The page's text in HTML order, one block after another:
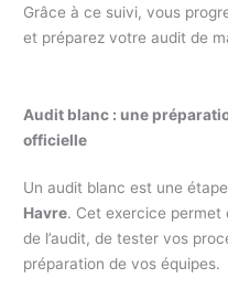
Grâce à ce suivi, vous
et préparez votre audit de
Audit blanc : une
officielle
Un audit blanc est une
Havre. Cet exercice permet
de l’audit, de tester vos
préparation de vos équipes.